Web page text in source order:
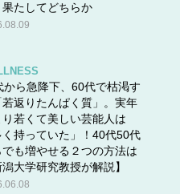
ず、「詐」という漢字には
。」という意味があります
ディア）。
他に、常用漢字表には認め
る）」という訓読みがあり
詐」がつく言葉は「サ」と
取」の読み方さえおさえて
果たしてどちらか
から急降下、60代で枯渇す
若返りたんぱく質」。実年
り若くて美しい芸能人は
く持っていた」！40代50代
でも増やせる２つの方法は
潟大学研究教授が解説】